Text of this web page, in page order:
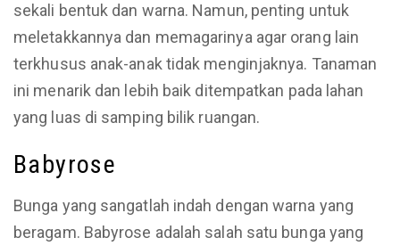
sekali bentuk dan warna. Namun, penting untuk
meletakkannya dan memagarinya agar orang lain
terkhusus anak-anak tidak menginjaknya. Tanaman
ini menarik dan lebih baik ditempatkan pada lahan
yang luas di samping bilik ruangan.
Babyrose
Bunga yang sangatlah indah dengan warna yang
beragam. Babyrose adalah salah satu bunga yang